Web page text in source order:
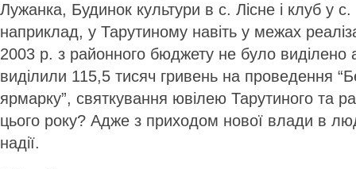
Лужанка, Будинок культури в с. Лісне і клуб у
наприклад, у Тарутиному навіть у межах
2003 р. з районного бюджету не було виділено
виділили 115,5 тисяч гривень на проведення
ярмарку”, святкування ювілею Тарутиного та
цього року? Адже з приходом нової влади в
надії.